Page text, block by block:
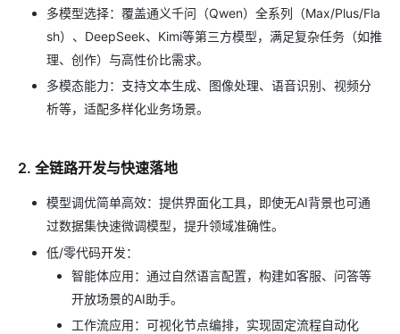
多模型选择：覆盖通义千问（Qwen）全系列（Max/Plus/Fla
sh）、DeepSeek、Kimi等第三方模型，满足复杂任务（如推
理、创作）与高性价比需求。
多模态能力：支持文本生成、图像处理、语音识别、视频分
析等，适配多样化业务场景。
2. 全链路开发与快速落地
模型调优简单高效：提供界面化工具，即使无AI背景也可通
过数据集快速微调模型，提升领域准确性。
低/零代码开发：
智能体应用：通过自然语言配置，构建如客服、问答等
开放场景的AI助手。
工作流应用：可视化节点编排，实现固定流程自动化